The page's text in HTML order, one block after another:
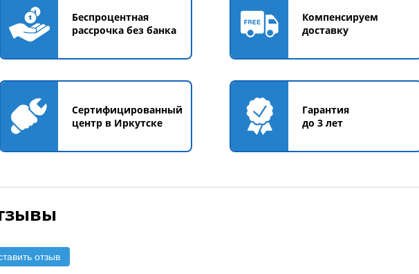
Беспроцентная
рассрочка без банка
Компенсируем
доставку
Сертифицированный
центр в Иркутске
Гарантия
до 3 лет
отзыв